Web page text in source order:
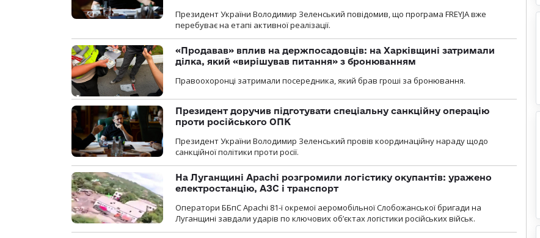
Президент України Володимир Зеленський повідомив, що програма FREYJA вже
перебуває на етапі активної реалізації.
«Продавав» вплив на держпосадовців: на Харківщині затримали
ділка, який «вирішував питання» з бронюванням
Правоохоронці затримали посередника, який брав гроші за бронювання.
Президент доручив підготувати спеціальну санкційну операцію
проти російського ОПК
Президент України Володимир Зеленський провів координаційну нараду щодо
санкційної політики проти росії.
На Луганщині Apachi розгромили логістику окупантів: уражено
електростанцію, АЗС і транспорт
Оператори ББпС Apachi 81-ї окремої аеромобільної Слобожанської бригади на
Луганщині завдали ударів по ключових об’єктах логістики російських військ.